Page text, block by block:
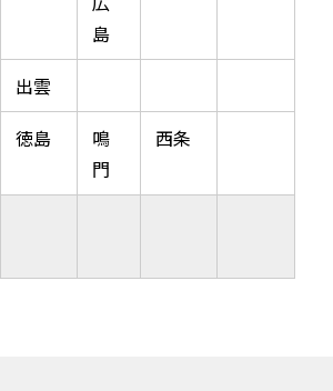
島
出雲
徳島
鳴
門
西条